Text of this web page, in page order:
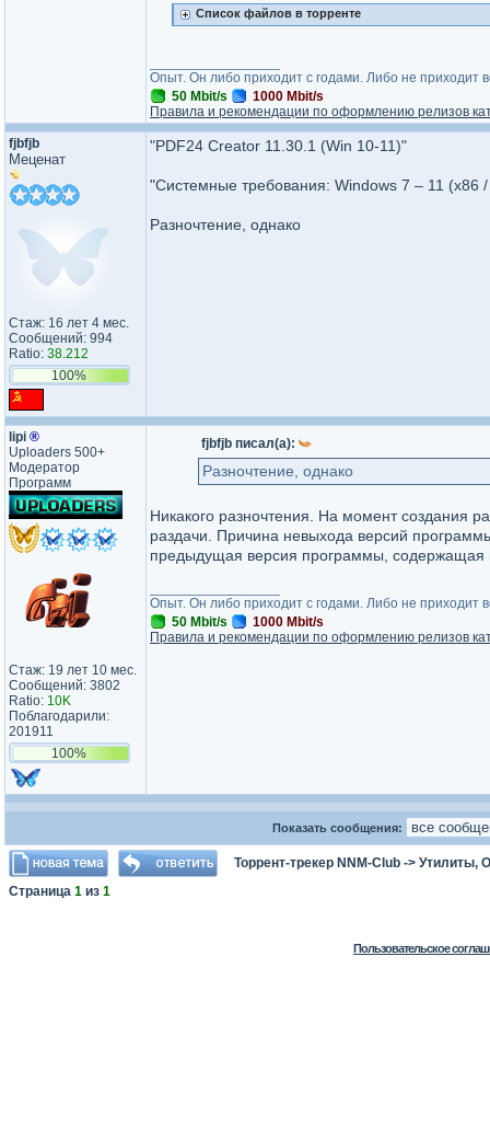
Список файлов в торренте
Опыт. Он либо приходит с годами. Либо не приходит
50 Mbit/s
1000 Mbit/s
Правила и рекомендации по оформлению релизов
fjbfjb
Меценат
Стаж: 16 лет 4 мес.
Сообщений: 994
Ratio: 38.212
100%
"PDF24 Creator 11.30.1 (Win 10-11)"
"Системные требования: Windows 7 – 11 (x86
Разночтение, однако
lipi ®
Uploaders 500+
Модератор
Программ
Стаж: 19 лет 10 мес.
Сообщений: 3802
Ratio: 10K
Поблагодарили:
201911
100%
fjbfjb писал(а):
Разночтение, однако
Никакого разночтения. На момент создания
раздачи. Причина невыхода версий
предыдущая версия программы, содержащая
Опыт. Он либо приходит с годами. Либо не приходит
50 Mbit/s
1000 Mbit/s
Правила и рекомендации по оформлению релизов
Показать сообщения:
Торрент-трекер NNM-Club -> Утилиты,
Страница 1 из 1
Пользовательское